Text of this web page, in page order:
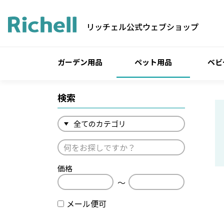
リッチェル公式ウェブショップ
ガーデン用品 ペット用品 ベ
検索
価格
〜
メール便可